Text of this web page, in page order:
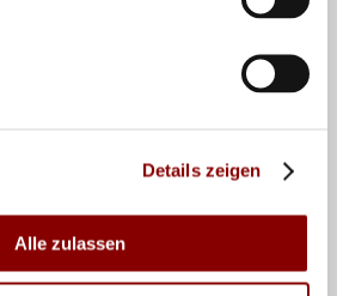
Details zeigen
Alle zulassen
Teilen